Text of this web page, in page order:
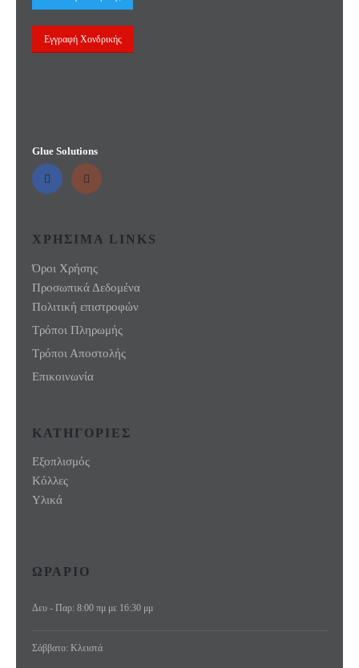
Εγγραφή Χονδρικής
Glue Solutions
ΧΡΗΣΙΜΑ LINKS
Όροι Χρήσης
Προσωπικά Δεδομένα
Πολιτική επιστροφών
Τρόποι Πληρωμής
Τρόποι Αποστολής
Επικοινωνία
ΚΑΤΗΓΟΡΙΕΣ
Εξοπλισμός
Κόλλες
Υλικά
ΩΡΑΡΙΟ
Δευ - Παρ: 8:00 πμ με 16:30 μμ
Σάββατο: Κλειστά